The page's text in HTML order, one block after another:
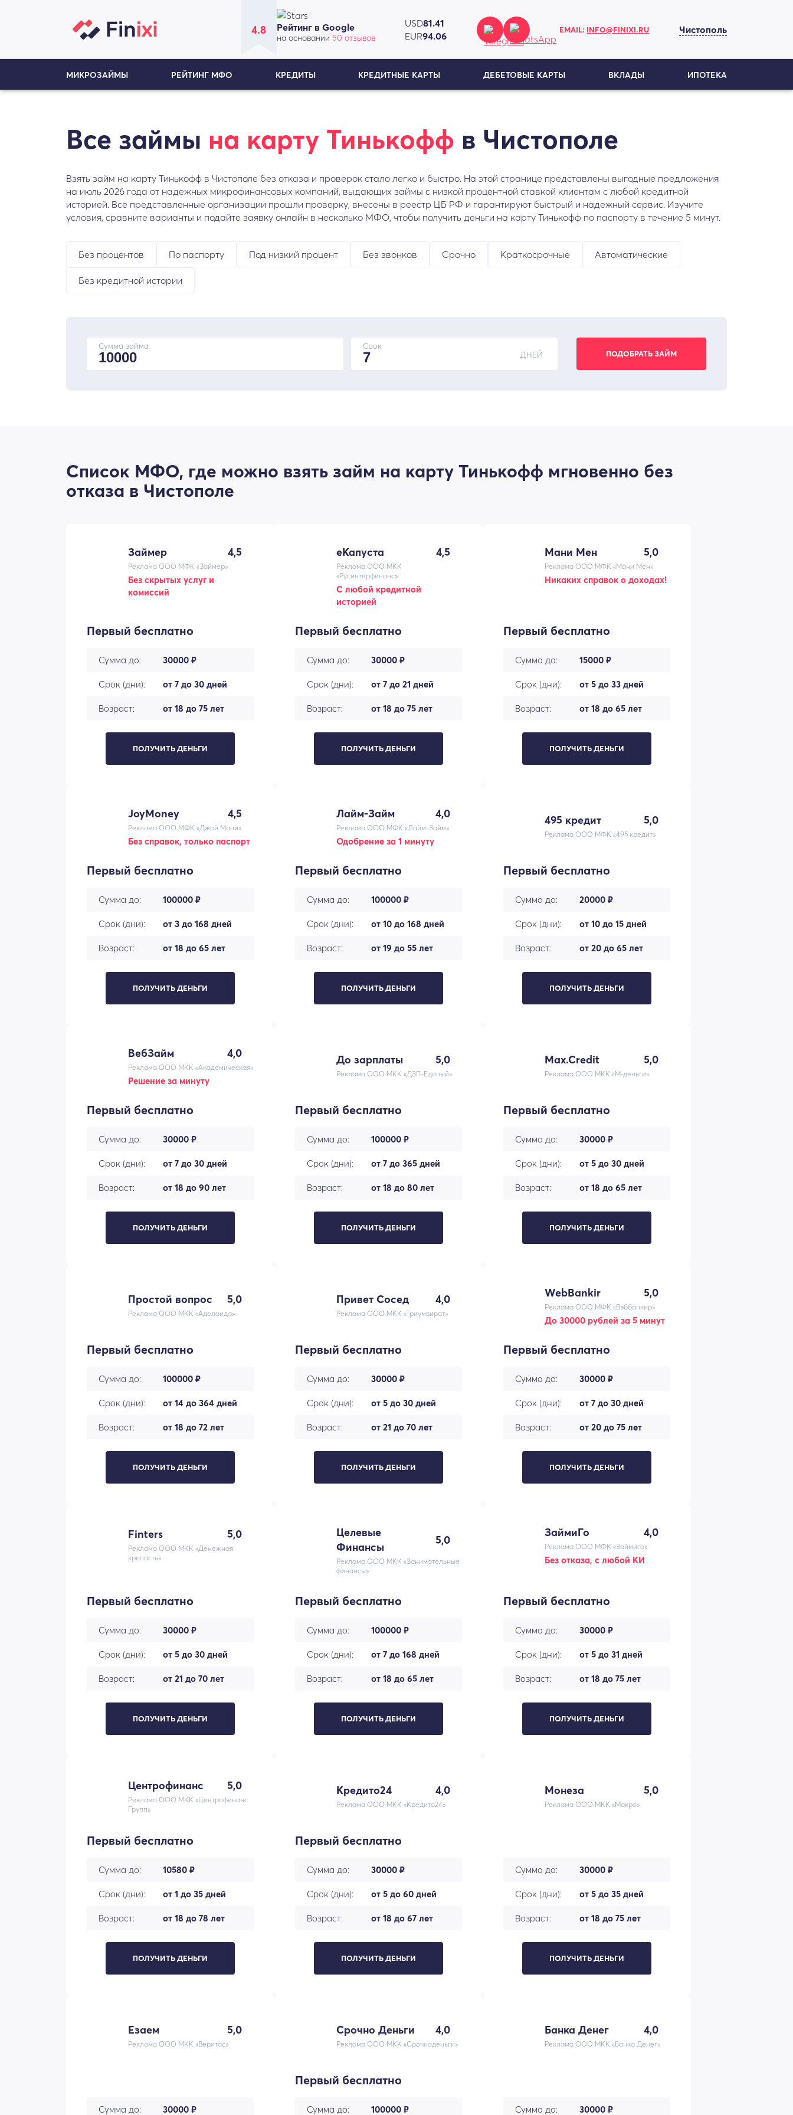
4.8 Рейтинг в Google
на основании 50 отзывов
USD81.41
EUR94.06
EMAIL: INFO@FINIXI.RU Чистополь
МИКРОЗАЙМЫ РЕЙТИНГ МФО КРЕДИТЫ КРЕДИТНЫЕ КАРТЫ ДЕБЕТОВЫЕ КАРТЫ ВКЛАДЫ ИПОТЕКА
Все займы на карту Тинькофф в Чистополе
Взять займ на карту Тинькофф в Чистополе без отказа и проверок стало легко и быстро. На этой странице представлены выгодные предложения
на июль 2026 года от надежных микрофинансовых компаний, выдающих займы с низкой процентной ставкой клиентам с любой кредитной
историей. Все представленные организации прошли проверку, внесены в реестр ЦБ РФ и гарантируют быстрый и надежный сервис. Изучите
условия, сравните варианты и подайте заявку онлайн в несколько МФО, чтобы получить деньги на карту Тинькофф по паспорту в течение 5 минут.
Без процентов По паспорту Под низкий процент Без звонков Срочно Краткосрочные Автоматические
Без кредитной истории
Сумма займа
Срок
ДНЕЙ
Список МФО, где можно взять займ на карту Тинькофф мгновенно без
отказа в Чистополе
Займер 4,5
Реклама ООО МФК «Займер»
Без скрытых услуг и
комиссий
Первый бесплатно
Сумма до: 30000 ₽
Срок (дни): от 7 до 30 дней
Возраст: от 18 до 75 лет
ПОЛУЧИТЬ ДЕНЬГИ
еКапуста 4,5
Реклама ООО МКК
«Русинтерфинанс»
С любой кредитной
историей
Первый бесплатно
Сумма до: 30000 ₽
Срок (дни): от 7 до 21 дней
Возраст: от 18 до 75 лет
ПОЛУЧИТЬ ДЕНЬГИ
Мани Мен 5,0
Реклама ООО МФК «Мани Мен»
Никаких справок о доходах!
Первый бесплатно
Сумма до: 15000 ₽
Срок (дни): от 5 до 33 дней
Возраст: от 18 до 65 лет
ПОЛУЧИТЬ ДЕНЬГИ
JoyMoney 4,5
Реклама ООО МФК «Джой Мани»
Без справок, только паспорт
Первый бесплатно
Сумма до: 100000 ₽
Срок (дни): от 3 до 168 дней
Возраст: от 18 до 65 лет
ПОЛУЧИТЬ ДЕНЬГИ
Лайм-Займ 4,0
Реклама ООО МФК «Лайм-Займ»
Одобрение за 1 минуту
Первый бесплатно
Сумма до: 100000 ₽
Срок (дни): от 10 до 168 дней
Возраст: от 19 до 55 лет
ПОЛУЧИТЬ ДЕНЬГИ
495 кредит 5,0
Реклама ООО МФК «495 кредит»
Первый бесплатно
Сумма до: 20000 ₽
Срок (дни): от 10 до 15 дней
Возраст: от 20 до 65 лет
ПОЛУЧИТЬ ДЕНЬГИ
ВебЗайм 4,0
Реклама ООО МКК «Академическая»
Решение за минуту
Первый бесплатно
Сумма до: 30000 ₽
Срок (дни): от 7 до 30 дней
Возраст: от 18 до 90 лет
ПОЛУЧИТЬ ДЕНЬГИ
До зарплаты 5,0
Реклама ООО МКК «ДЗП-Единый»
Первый бесплатно
Сумма до: 100000 ₽
Срок (дни): от 7 до 365 дней
Возраст: от 18 до 80 лет
ПОЛУЧИТЬ ДЕНЬГИ
Max.Credit 5,0
Реклама ООО МКК «М-деньги»
Первый бесплатно
Сумма до: 30000 ₽
Срок (дни): от 5 до 30 дней
Возраст: от 18 до 65 лет
ПОЛУЧИТЬ ДЕНЬГИ
Простой вопрос 5,0
Реклама ООО МКК «Аделаида»
Первый бесплатно
Сумма до: 100000 ₽
Срок (дни): от 14 до 364 дней
Возраст: от 18 до 72 лет
ПОЛУЧИТЬ ДЕНЬГИ
Привет Сосед 4,0
Реклама ООО МКК «Триумвират»
Первый бесплатно
Сумма до: 30000 ₽
Срок (дни): от 5 до 30 дней
Возраст: от 21 до 70 лет
ПОЛУЧИТЬ ДЕНЬГИ
WebBankir 5,0
Реклама ООО МФК «Вэббанкир»
До 30000 рублей за 5 минут
Первый бесплатно
Сумма до: 30000 ₽
Срок (дни): от 7 до 30 дней
Возраст: от 20 до 75 лет
ПОЛУЧИТЬ ДЕНЬГИ
Finters 5,0
Реклама ООО МКК «Денежная
крепость»
Первый бесплатно
Сумма до: 30000 ₽
Срок (дни): от 5 до 30 дней
Возраст: от 21 до 70 лет
ПОЛУЧИТЬ ДЕНЬГИ
Целевые
Финансы
5,0
Реклама ООО МКК «Занимательные
финансы»
Первый бесплатно
Сумма до: 100000 ₽
Срок (дни): от 7 до 168 дней
Возраст: от 18 до 65 лет
ПОЛУЧИТЬ ДЕНЬГИ
ЗаймиГо 4,0
Реклама ООО МФК «Займиго»
Без отказа, с любой КИ
Первый бесплатно
Сумма до: 30000 ₽
Срок (дни): от 5 до 31 дней
Возраст: от 18 до 75 лет
ПОЛУЧИТЬ ДЕНЬГИ
Центрофинанс 5,0
Реклама ООО МКК «Центрофинанс
Групп»
Первый бесплатно
Сумма до: 10580 ₽
Срок (дни): от 1 до 35 дней
Возраст: от 18 до 78 лет
ПОЛУЧИТЬ ДЕНЬГИ
Кредито24 4,0
Реклама ООО МКК «Кредито24»
Первый бесплатно
Сумма до: 30000 ₽
Срок (дни): от 5 до 60 дней
Возраст: от 18 до 67 лет
ПОЛУЧИТЬ ДЕНЬГИ
Монеза 5,0
Реклама ООО МКК «Макро»
Сумма до: 30000 ₽
Срок (дни): от 5 до 35 дней
Возраст: от 18 до 75 лет
ПОЛУЧИТЬ ДЕНЬГИ
Езаем 5,0
Реклама ООО МКК «Веритас»
Сумма до: 30000 ₽
Срочно Деньги 4,0
Реклама ООО МКК «Срочноденьги»
Первый бесплатно
Сумма до: 100000 ₽
Банка Денег 4,0
Реклама ООО МКК «Банка Денег»
Сумма до: 30000 ₽